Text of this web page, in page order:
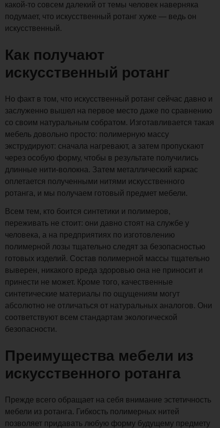
какой-то совсем далекий от темы человек наверняка
подумает, что искусственный ротанг хуже — ведь он
искусственный.
Как получают
искусственный ротанг
Но факт в том, что искусственный ротанг сейчас давно и
заслуженно вышел на первое место даже по сравнению
со своим натуральным собратом. Изготавливается такая
мебель довольно просто: полимерную массу
экструдируют: сначала нагревают, а затем пропускают
через особую форму, чтобы в результате получились
длинные нити-волокна. Затем металлический каркас
оплетается полученными нитями искусственного
ротанга, и мы получаем готовый предмет мебели.
Всем тем, кто боится синтетики и полимеров,
переживать не стоит: они давно стоят на службе у
человека, а на предприятиях по изготовлению
полимерной лозы тщательно следят за безопасностью
готовых изделий. Состав полимерной массы тщательно
выверен, никакого вреда здоровью она не приносит и
принести не может. Кроме того, качественные
синтетические материалы по ощущениям могут
абсолютно не отличаться от натуральных аналогов. Они
соответствуют всем стандартам экологической
безопасности.
Преимущества мебели из
искусственного ротанга
Прежде всего обращает на себя внимание эстетичность
мебели из ротанга. Гибкость полимерных нитей
позволяет придавать любую форму будущему предмету